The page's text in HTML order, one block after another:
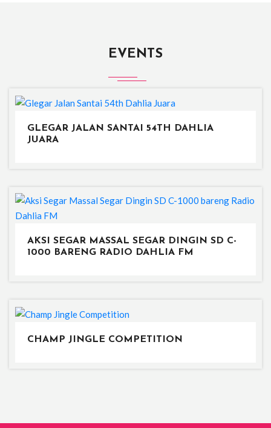
EVENTS
GLEGAR JALAN SANTAI 54TH DAHLIA
JUARA
AKSI SEGAR MASSAL SEGAR DINGIN SD C-
1000 BARENG RADIO DAHLIA FM
CHAMP JINGLE COMPETITION